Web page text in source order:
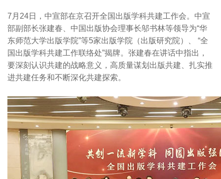
7月24日，中宣部在京召开全国出版学科共建工作会。中宣
部副部长张建春、中国出版协会理事长邬书林等领导为“华
东师范大学出版学院”等5家出版学院（出版研究院）、 “全
国出版学科共建工作联络处”揭牌。张建春在讲话中指出，
要深刻认识共建的战略意义，高质量谋划出版共建、扎实推
进共建任务和不断深化共建探索。